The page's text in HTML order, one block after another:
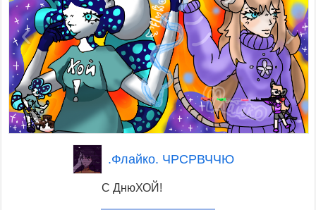
‹ ›
.Флайко. ЧРСРВЧЧЮ
С ДнюХОЙ!